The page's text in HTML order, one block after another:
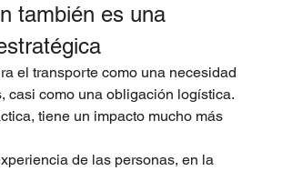
también es una
el transporte como una necesidad
casi como una obligación logística.
tiene un impacto mucho más
de las personas, en la